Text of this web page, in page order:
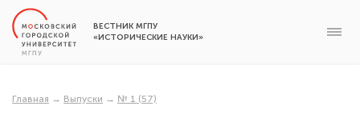
ВЕСТНИК МГПУ
«ИСТОРИЧЕСКИЕ НАУКИ»
Главная → Выпуски → № 1 (57)